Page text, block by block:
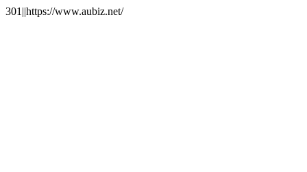
301||https://www.aubiz.net/